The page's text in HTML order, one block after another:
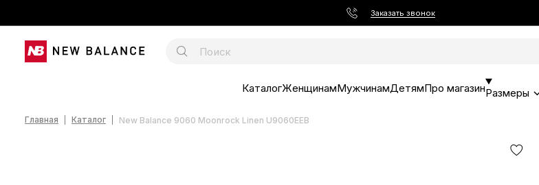
Заказать звонок
КаталогЖенщинамМужчинамДетямПро магазинРазмеры
Главная Каталог New Balance 9060 Moonrock Linen U9060EEB